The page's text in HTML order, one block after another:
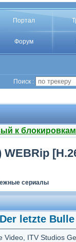
Портал
Форум
Поиск :
к
сериалы
letzte Bulle
Video, ITV Studios